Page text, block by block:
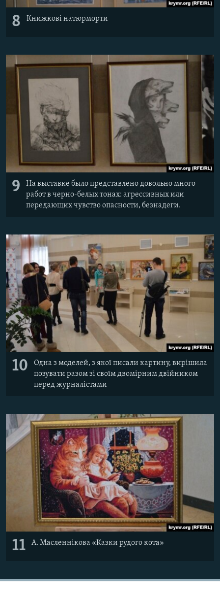
8 Книжкові натюрморти
9
На выставке было представлено довольно много
работ в черно-белых тонах: агрессивных или
передающих чувство опасности, безнадеги.
10
Одна з моделей, з якої писали картину, вирішила
позувати разом зі своїм двомірним двійником
перед журналістами
11 А. Масленнікова «Казки рудого кота»